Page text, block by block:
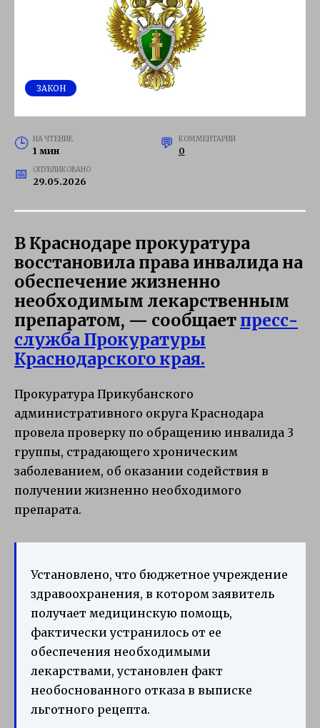
ЗАКОН
НА ЧТЕНИЕ
1 мин
КОММЕНТАРИИ
0
ОПУБЛИКОВАНО
29.05.2026
В Краснодаре прокуратура
восстановила права инвалида на
обеспечение жизненно
необходимым лекарственным
препаратом, — сообщает пресс-
служба Прокуратуры
Краснодарского края.
Прокуратура Прикубанского
административного округа Краснодара
провела проверку по обращению инвалида 3
группы, страдающего хроническим
заболеванием, об оказании содействия в
получении жизненно необходимого
препарата.
Установлено, что бюджетное учреждение
здравоохранения, в котором заявитель
получает медицинскую помощь,
фактически устранилось от ее
обеспечения необходимыми
лекарствами, установлен факт
необоснованного отказа в выписке
льготного рецепта.